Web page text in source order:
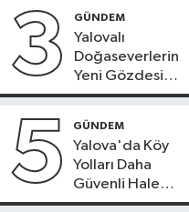
3 GÜNDEM
Yalovalı
Doğaseverlerin
Yeni Gözdesi
Bolu'daki Meyve
5 GÜNDEM
Yalova'da Köy
Yolları Daha
Güvenli Hale
Geliyor